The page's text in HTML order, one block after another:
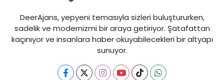
DeerAjans, yepyeni temasıyla sizleri buluştururken,
sadelik ve modernizmi bir araya getiriyor. Şatafattan
kaçınıyor ve insanlara haber okuyabilecekleri bir altyapı
sunuyor.